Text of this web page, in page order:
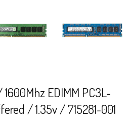
EDIMM PC3L-
/ 1.35v / 715281-001